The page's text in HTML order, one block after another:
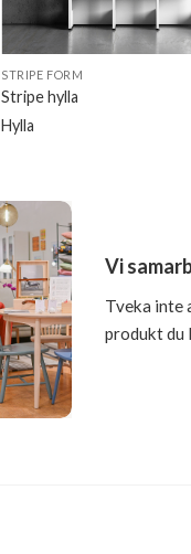
STRIPE FORM
Stripe hylla
Hylla
Vi
Tveka inte
produkt du